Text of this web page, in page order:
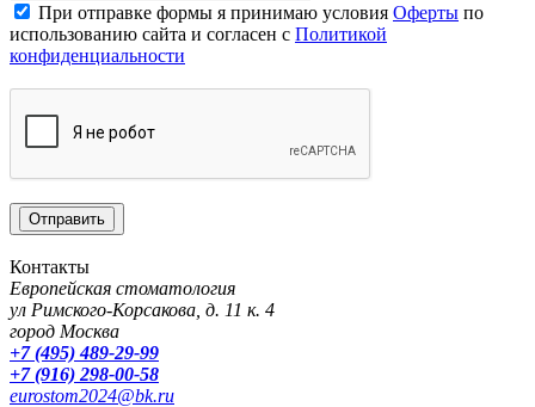
При отправке формы я принимаю условия Оферты по
использованию сайта и согласен с Политикой
конфиденциальности
Контакты
Европейская стоматология
ул Римского-Корсакова, д. 11 к. 4
город Москва
+7 (495) 489-29-99
+7 (916) 298-00-58
eurostom2024@bk.ru